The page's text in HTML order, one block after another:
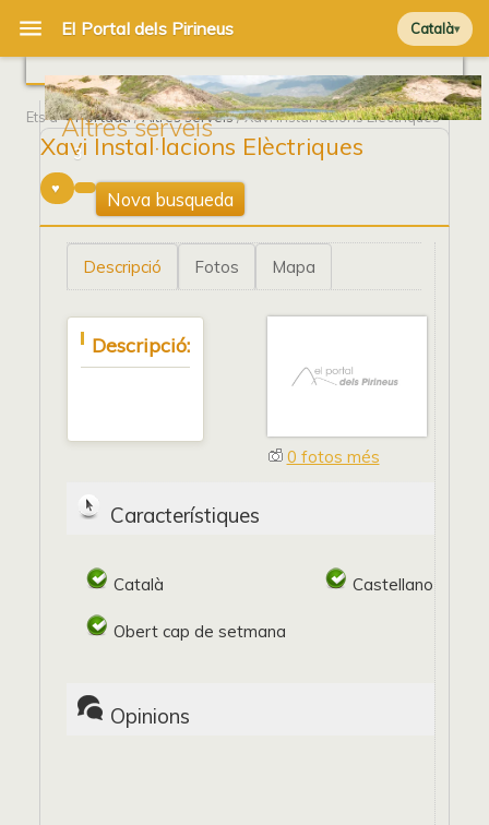
Català
Altres serveis
Ets a Portada/Altres serveis/ Xavi Instal·lacions Elèctriques
Xavi Instal·lacions Elèctriques
3
Nova busqueda
Descripció Fotos Mapa
Descripció:
0 fotos més
Característiques
Català Castellano
Obert cap de setmana
Opinions